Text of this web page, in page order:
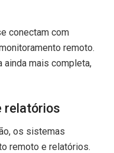
conectam com
remoto.
ainda mais completa,
relatórios
os sistemas
remoto e relatórios.